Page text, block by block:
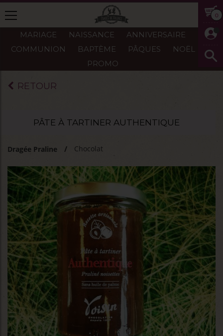
0
MARIAGE NAISSANCE
ANNIVERSAIRE
COMMUNION
BAPTÈME PÂQUES
NOËL
PROMO
RETOUR
PÂTE À TARTINER AUTHENTIQUE
Dragée Praline Chocolat